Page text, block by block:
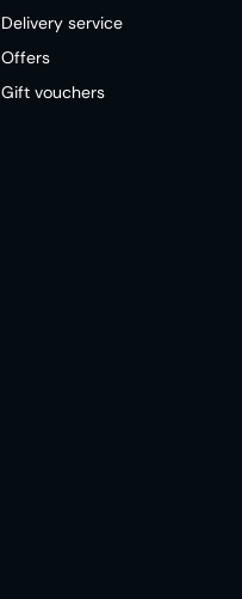
Delivery service
Offers
Gift vouchers